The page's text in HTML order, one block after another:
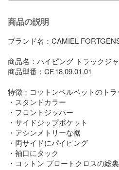
商品の説明
ブランド名：CAMIEL
商品名：パイピング トラックジ
商品型番：CF.18.09.01.01
特徴：コットンベルベットのトラ
・スタンドカラー
・フロントジッパー
・サイドジップポケット
・アシンメトリーな裾
・両サイドにパイピング
・袖口にタック
・コットン ブロードクロスの総